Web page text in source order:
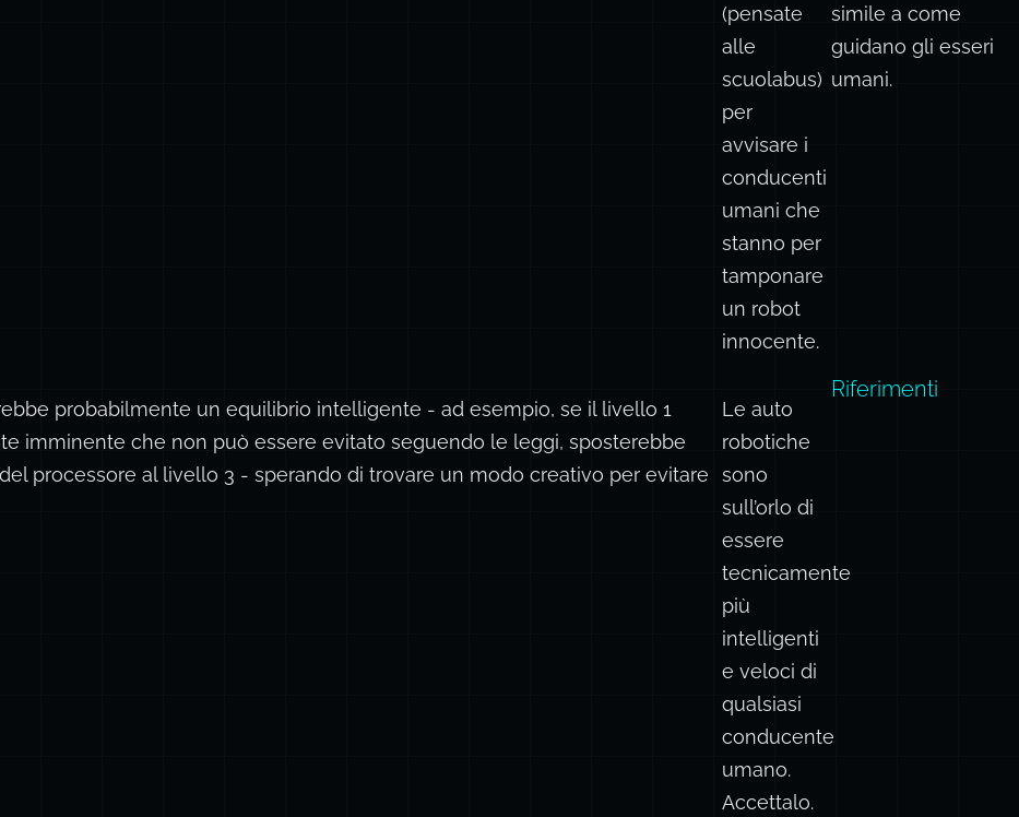
(pensate
alle
scuolabus)
per
avvisare i
conducenti
umani che
stanno per
tamponare
un robot
innocente.
simile a come
guidano gli esseri
umani.
probabilmente un equilibrio intelligente - ad esempio, se il livello 1
imminente che non può essere evitato seguendo le leggi, sposterebbe
processore al livello 3 - sperando di trovare un modo creativo per evitare
Le auto
robotiche
sono
sull’orlo di
essere
tecnicamente
più
intelligenti
e veloci di
qualsiasi
conducente
umano.
Accettalo.
Riferimenti